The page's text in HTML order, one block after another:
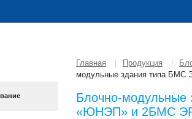
Главная Продукция
модульные здания типа
Блочно-
«ЮНЭП» и 2БМС